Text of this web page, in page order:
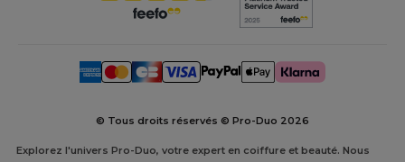
© Tous droits réservés © Pro-Duo 2026
Explorez l'univers Pro-Duo, votre expert en coiffure et beauté. Nous